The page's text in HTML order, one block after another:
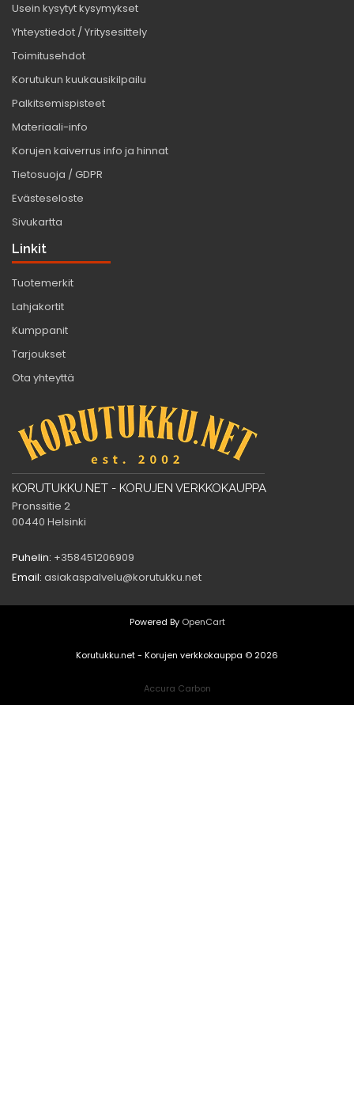
Usein kysytyt kysymykset
Yhteystiedot / Yritysesittely
Toimitusehdot
Korutukun kuukausikilpailu
Palkitsemispisteet
Materiaali-info
Korujen kaiverrus info ja hinnat
Tietosuoja / GDPR
Evästeseloste
Sivukartta
Linkit
Tuotemerkit
Lahjakortit
Kumppanit
Tarjoukset
Ota yhteyttä
KORUTUKKU.NET - KORUJEN VERKKOKAUPPA
Pronssitie 2
00440 Helsinki
Puhelin: +358451206909
Email: asiakaspalvelu@korutukku.net
Powered By OpenCart
Korutukku.net - Korujen verkkokauppa © 2026
Accura Carbon